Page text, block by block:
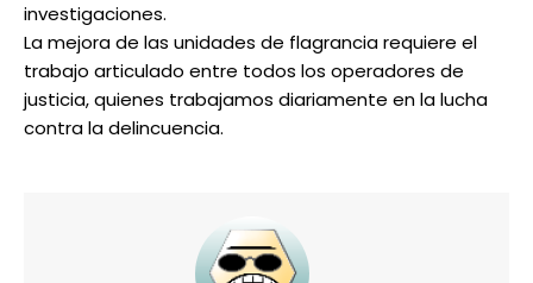
investigaciones.
La mejora de las unidades de flagrancia requiere el
trabajo articulado entre todos los operadores de
justicia, quienes trabajamos diariamente en la lucha
contra la delincuencia.